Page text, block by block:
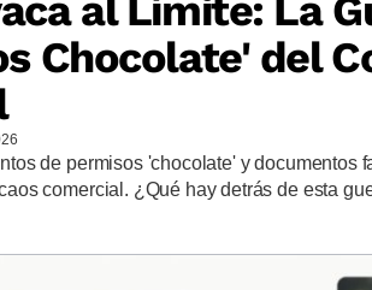
al Límite: La
Chocolate' del
de permisos 'chocolate' y documentos
comercial. ¿Qué hay detrás de esta